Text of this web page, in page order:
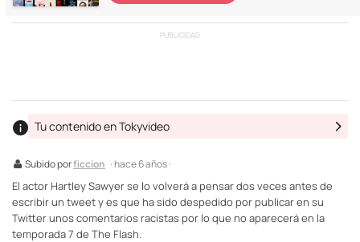
PUBLICIDAD
Subido porficcion · hace 6 años ·
Tu contenido en Tokyvideo
El actor Hartley Sawyer se lo volverá a pensar dos veces antes de
escribir un tweet y es que ha sido despedido por publicar en su
Twitter unos comentarios racistas por lo que no aparecerá en la
temporada 7 de The Flash.